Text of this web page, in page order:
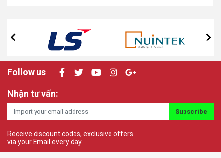
Follow us
Nhận tư vấn:
Subscribe
Receive discount codes, exclusive offers
via your Email every day.